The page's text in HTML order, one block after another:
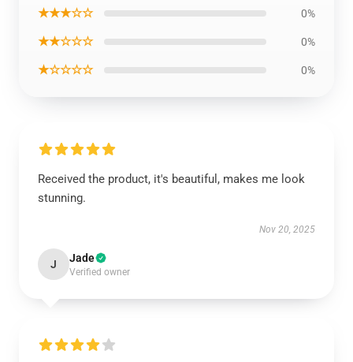
★★★☆☆ 0%
★★☆☆☆ 0%
★☆☆☆☆ 0%
Received the product, it's beautiful, makes me look
stunning.
Nov 20, 2025
J Jade
Verified owner